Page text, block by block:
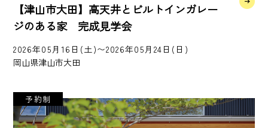
【津山市大田】高天井とビルトインガレー
ジのある家 完成見学会
2026年05月16日(土)〜2026年05月24日(日)
岡山県津山市大田
予約制